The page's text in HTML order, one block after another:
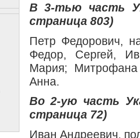
В 3-mью часть
страница 803)
Петр Федорович,
Федор, Сергей,
Мария;
Анна.
Во 2-ую часть
страница 72)
Иван Андреевич,